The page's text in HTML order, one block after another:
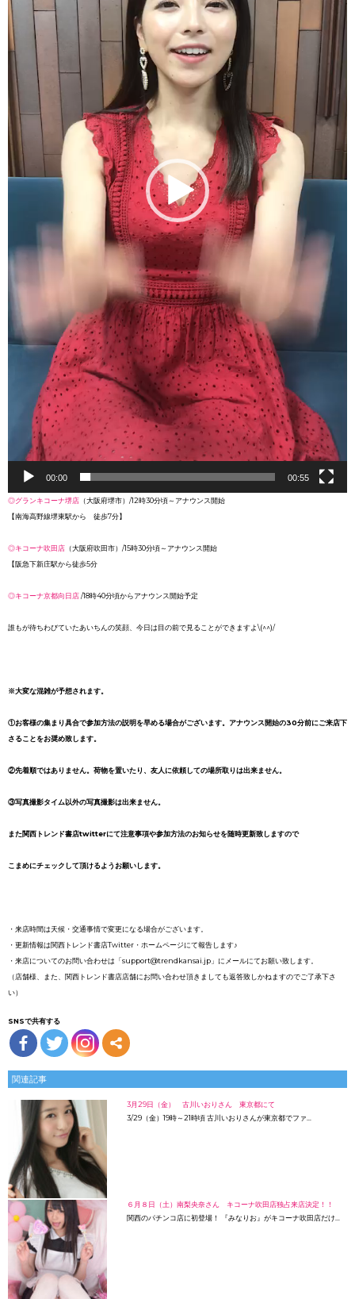
00:00 00:55
◎グランキコーナ堺店 （大阪府堺市）/12時30分頃～アナウンス開始
【南海高野線堺東駅から 徒歩7分】
◎キコーナ吹田店 （大阪府吹田市）/15時30分頃～アナウンス開始
【阪急下新庄駅から徒歩5分
◎キコーナ京都向日店/18時40分頃からアナウンス開始予定
誰もが待ちわびていたあいちんの笑顔、今日は目の前で見ることができますよ\(^^)/
※大変な混雑が予想されます。
①お客様の集まり具合で参加方法の説明を早める場合がございます。アナウンス開始の30分前にご来店下
さることをお奨め致します。
②先着順ではありません。荷物を置いたり、友人に依頼しての場所取りは出来ません。
③写真撮影タイム以外の写真撮影は出来ません。
また関西 トレンド書店twitterにて注意事項や参加方法のお知らせを随時更新致しますので
こまめにチェックして頂けるようお願いします。
・来店時間は天候・交通事情で変更になる場合がございます。
・更新情報は関西トレンド書店Twitter・ホームページにて報告します♪
・来店についてのお問い合わせは「support@trendkansai.jp」にメールにてお願い致します。
（店舗様、また、関西トレンド書店店舗にお問い合わせ頂きましても返答致しかねますのでご了承下さ
い）
SNSで共有する
関連記事
3月29日（金） 古川いおりさん 東京都にて
3/29（金）19時～21時頃 古川いおりさんが東京都でファ…
６月８日（土）南梨央奈さん キコーナ吹田店独占来店決定！！
関西のパチンコ店に初登場！ 『みなりお』がキコーナ吹田店だけ…